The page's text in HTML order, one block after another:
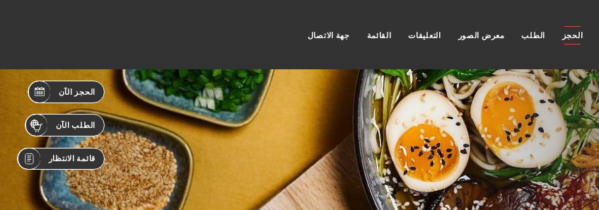
الحجز الطلب معرض الصور التعليقات القائمة جهة الاتصال
الحجز الآن
الطلب الآن
قائمة الانتظار